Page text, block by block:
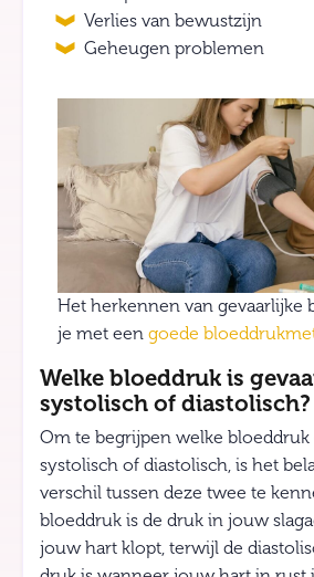
Verlies van bewustzijn
Geheugen problemen
Het herkennen van gevaarlijke
je met een goede
Welke bloeddruk is
systolisch of diastolisch?
Om te begrijpen welke bloeddruk
systolisch of diastolisch, is het
verschil tussen deze twee te
bloeddruk is de druk in jouw
jouw hart klopt, terwijl de